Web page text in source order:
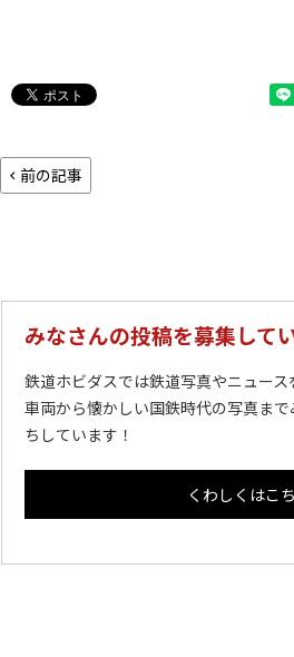
前の記事
みなさんの投稿を募集して
鉄道ホビダスでは鉄道写真やニュー
車両から懐かしい国鉄時代の写真ま
ちしています！
くわしくはこ